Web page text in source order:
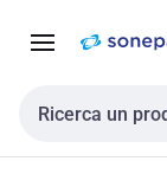
navigazione alla
Cerca input